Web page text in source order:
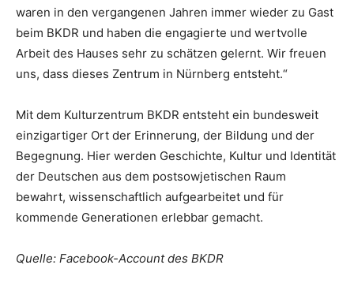
waren in den vergangenen Jahren immer wieder zu Gast
beim BKDR und haben die engagierte und wertvolle
Arbeit des Hauses sehr zu schätzen gelernt. Wir freuen
uns, dass dieses Zentrum in Nürnberg entsteht.“
Mit dem Kulturzentrum BKDR entsteht ein bundesweit
einzigartiger Ort der Erinnerung, der Bildung und der
Begegnung. Hier werden Geschichte, Kultur und Identität
der Deutschen aus dem postsowjetischen Raum
bewahrt, wissenschaftlich aufgearbeitet und für
kommende Generationen erlebbar gemacht.
Quelle: Facebook-Account des BKDR